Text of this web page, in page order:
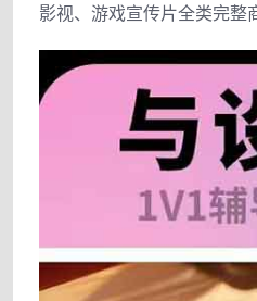
影视、游戏宣传片全类完整